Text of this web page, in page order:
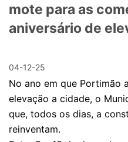
mote para as
aniversário de
04-12-25
No ano em que Portimão
elevação a cidade, o
que, todos os dias, a
reinventam.